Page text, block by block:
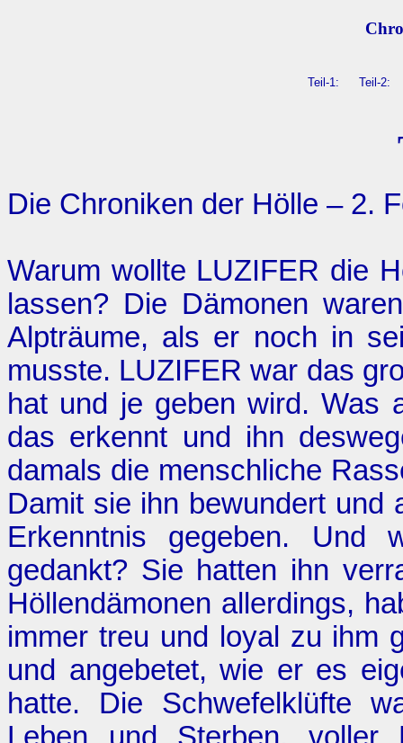
Teil-1: Teil-2:
Die Chroniken der Hölle – 2.
Warum wollte LUZIFER die
lassen? Die Dämonen
Alpträume, als er noch in
musste. LUZIFER war das
hat und je geben wird. Was
das erkennt und ihn
damals die menschliche
Damit sie ihn bewundert und
Erkenntnis gegeben. Und
gedankt? Sie hatten ihn
Höllendämonen allerdings,
immer treu und loyal zu ihm
und angebetet, wie er es
hatte. Die Schwefelklüfte